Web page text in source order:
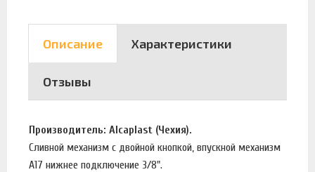
Описание Характеристики
Отзывы
Производитель: Alcaplast (Чехия).
Сливной механизм с двойной кнопкой, впускной механизм
А17 нижнее подключение 3/8".